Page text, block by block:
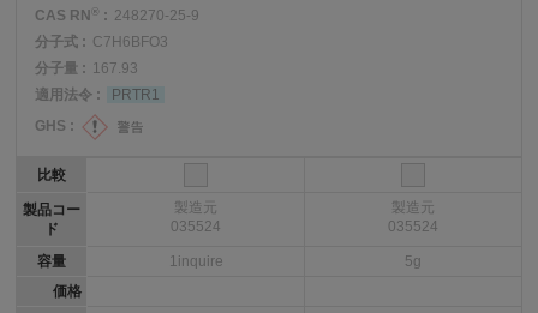
CAS RN ® : 248270-25-9
分子式 : C7H6BFO3
分子量 : 167.93
適用法令 :
PRTR1
GHS :
比較
製品コー
ド
容量
価格
製造元
035524
1inquire
製造元
035524
5g